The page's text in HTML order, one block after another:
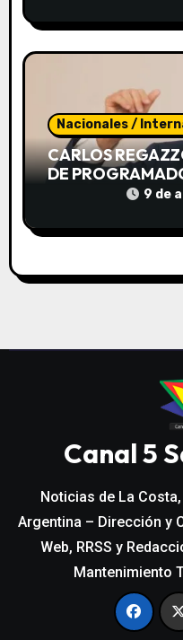
a
s
Nacionales /
CARLOS
DE
VA A SER PEOR»
9 de
Canal 5
Noticias de La
Argentina – Dirección y
Web, RRSS y
Mantenimiento